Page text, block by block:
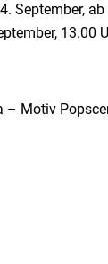
September,
13.00
– Motiv